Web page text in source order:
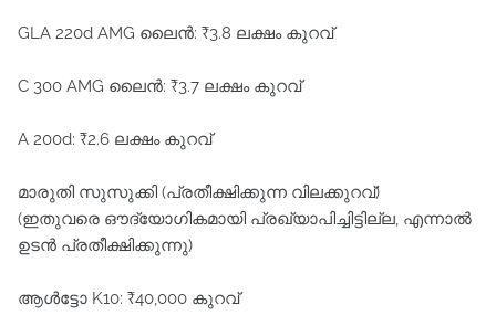
GLA 220d AMG ലൈൻ: ₹3.8 ലക്ഷം കുറവ്
C 300 AMG ലൈൻ: ₹3.7 ലക്ഷം കുറവ്
A 200d: ₹2.6 ലക്ഷം കുറവ്
മാരുതി സുസുക്കി (പ്രതീക്ഷിക്കുന്ന വിലക്കുറവ്)
(ഇതുവരെ ഔദ്യോഗികമായി പ്രഖ്യാപിച്ചിട്ടില്ല, എന്നാൽ
ഉടൻ പ്രതീക്ഷിക്കുന്നു)
ആൾട്ടോ K10: ₹40,000 കുറവ്